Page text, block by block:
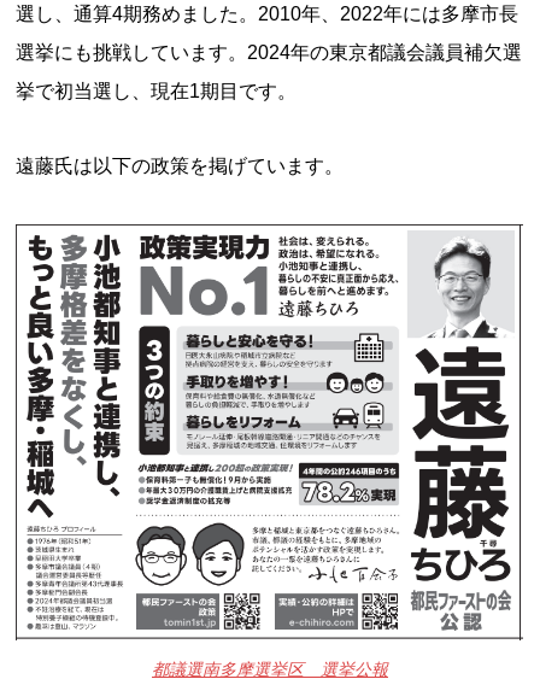
選し、通算4期務めました。2010年、2022年には多摩市長
選挙にも挑戦しています。2024年の東京都議会議員補欠選
挙で初当選し、現在1期目です。
遠藤氏は以下の政策を掲げています。
都議選南多摩選挙区 選挙公報